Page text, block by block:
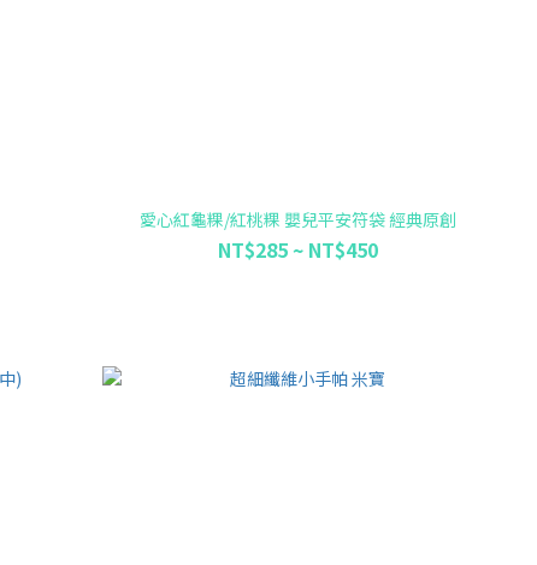
愛心紅龜粿/紅桃粿 嬰兒平安符袋 經典原創
NT$285 ~ NT$450